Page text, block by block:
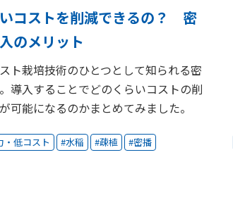
コストを削減できるの？ 密
のメリット
ト栽培技術のひとつとして知られる密
導入することでどのくらいコストの削
可能になるのかまとめてみました。
・低コスト 水稲 疎植 密播